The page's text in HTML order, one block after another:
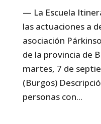
— La Escuela
las actuaciones a
asociación
de la provincia de
martes, 7 de
(Burgos)
personas con...